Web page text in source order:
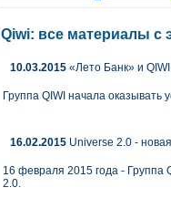
Qiwi: все материалы
10.03.2015 «Лето Банк» и
Группа QIWI начала
16.02.2015 Universe 2.0 -
16 февраля 2015 года - Группа
2.0.